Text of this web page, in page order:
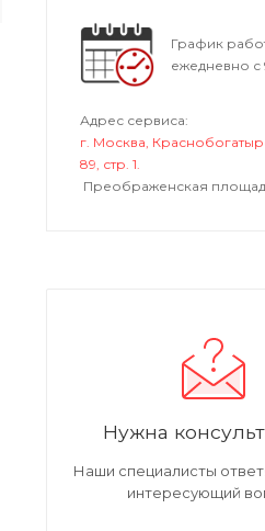
График
ежедневно с
Адрес сервиса:
г. Москва,
89, стр. 1.
Преображенская
Нужна
Наши специалисты
интересующий